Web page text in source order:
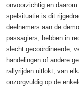
onvoorzichtig en
spelsituatie is dit
deelnemers aan de
passagiers, hebben in
slecht gecoördineerde,
handelingen of andere
rallyrijden uitlokt, van
onzorgvuldig op de